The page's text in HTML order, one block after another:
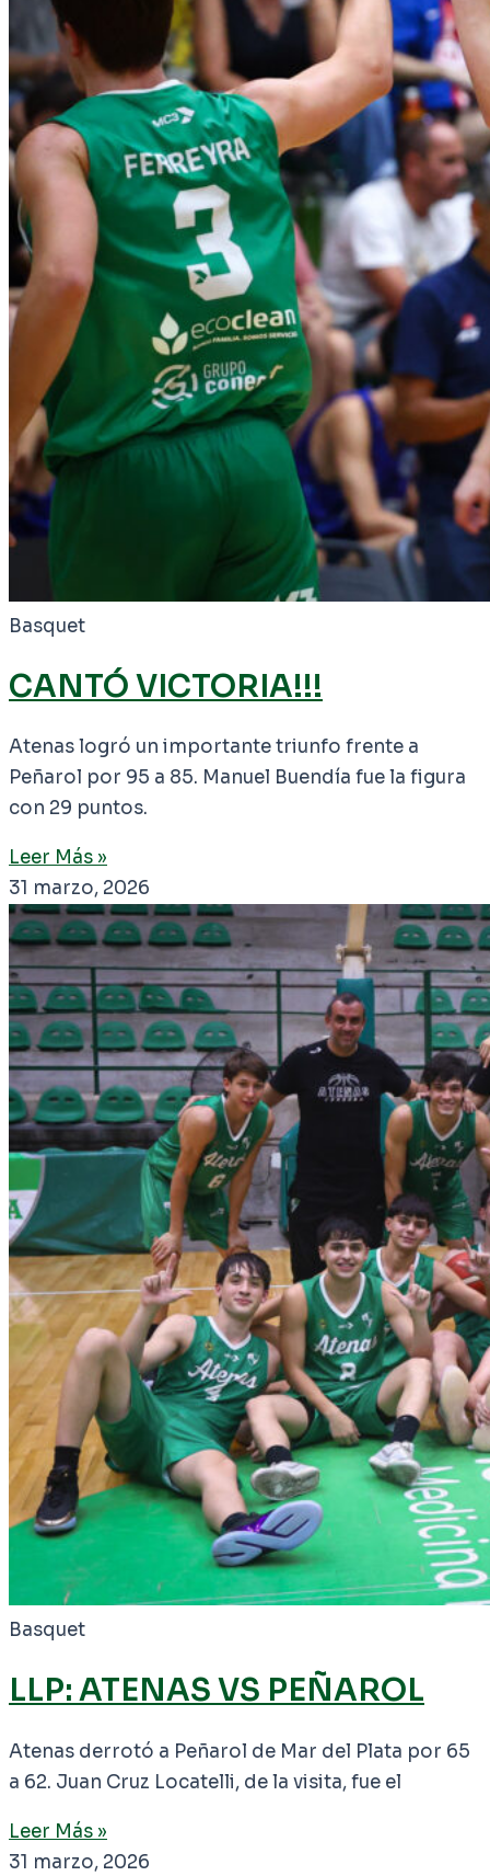
Basquet
CANTÓ VICTORIA!!!
Atenas logró un importante triunfo frente a
Peñarol por 95 a 85. Manuel Buendía fue la figura
con 29 puntos.
Leer Más »
31 marzo, 2026
Basquet
LLP: ATENAS VS PEÑAROL
Atenas derrotó a Peñarol de Mar del Plata por 65
a 62. Juan Cruz Locatelli, de la visita, fue el
Leer Más »
31 marzo, 2026